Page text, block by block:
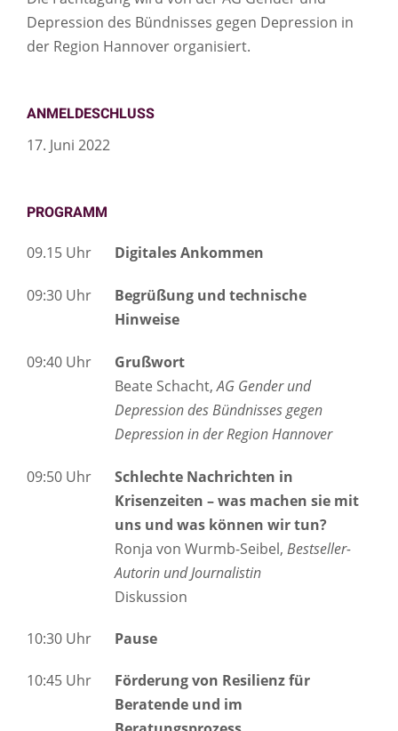
Depression des Bündnisses gegen Depression in
der Region Hannover organisiert.
ANMELDESCHLUSS
17. Juni 2022
PROGRAMM
09.15 Uhr Digitales Ankommen
09:30 Uhr
Begrüßung und technische
Hinweise
09:40 Uhr
Grußwort
Beate Schacht,AG Gender und
Depression des Bündnisses gegen
Depression in der Region Hannover
09:50 Uhr
Schlechte Nachrichten in
Krisenzeiten – was machen sie mit
uns und was können wir tun?
Ronja von Wurmb-Seibel, Bestseller-
Autorin und Journalistin
Diskussion
10:30 Uhr Pause
10:45 Uhr
Förderung von Resilienz für
Beratende und im